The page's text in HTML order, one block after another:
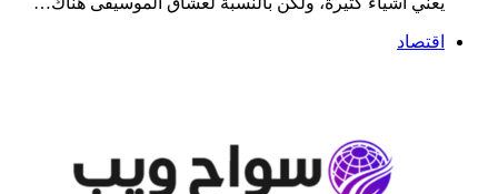
اقتصاد